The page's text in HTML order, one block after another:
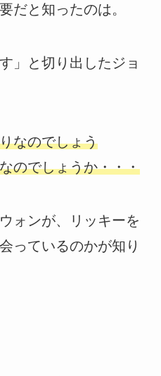
だと知ったのは。
」と切り出したジョ
なのでしょう
のでしょうか・・・
ォンが、リッキーを
っているのかが知り